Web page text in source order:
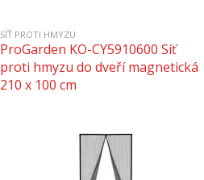
SÍŤ PROTI HMYZU
ProGarden KO-CY5910600 Síť
proti hmyzu do dveří magnetická
210 x 100 cm